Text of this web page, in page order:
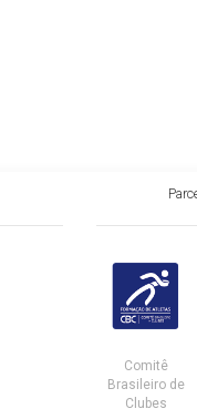
Comitê
Brasileiro de
Clubes